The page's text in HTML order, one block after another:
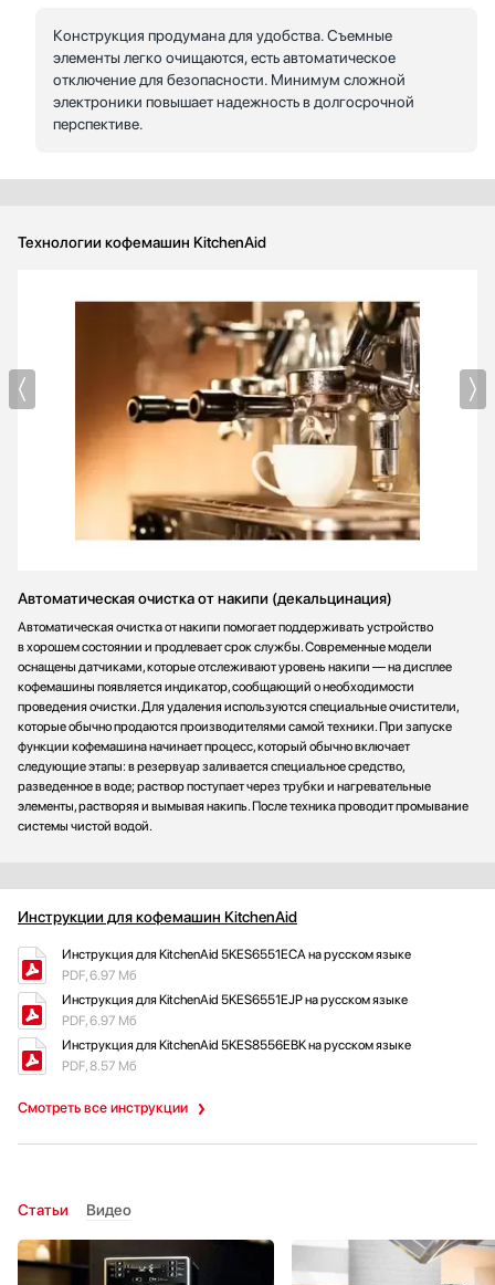
Конструкция продумана для удобства. Съемные
элементы легко очищаются, есть автоматическое
отключение для безопасности. Минимум сложной
электроники повышает надежность в долгосрочной
перспективе.
Технологии кофемашин KitchenAid
Автоматическая очистка от накипи (декальцинация)
Автоматическая очистка от накипи помогает поддерживать устройство
в хорошем состоянии и продлевает срок службы. Современные модели
оснащены датчиками, которые отслеживают уровень накипи — на дисплее
кофемашины появляется индикатор, сообщающий о необходимости
проведения очистки. Для удаления используются специальные очистители,
которые обычно продаются производителями самой техники. При запуске
функции кофемашина начинает процесс, который обычно включает
следующие этапы: в резервуар заливается специальное средство,
разведенное в воде; раствор поступает через трубки и нагревательные
элементы, растворяя и вымывая накипь. После техника проводит промывание
системы чистой водой.
Инструкции для кофемашин KitchenAid
Смотреть все инструкции
Инструкция для KitchenAid 5KES6551ECA на русском языке
PDF, 6.97 Мб
Инструкция для KitchenAid 5KES6551EJP на русском языке
PDF, 6.97 Мб
Инструкция для KitchenAid 5KES8556EBK на русском языке
PDF, 8.57 Мб
Статьи Видео